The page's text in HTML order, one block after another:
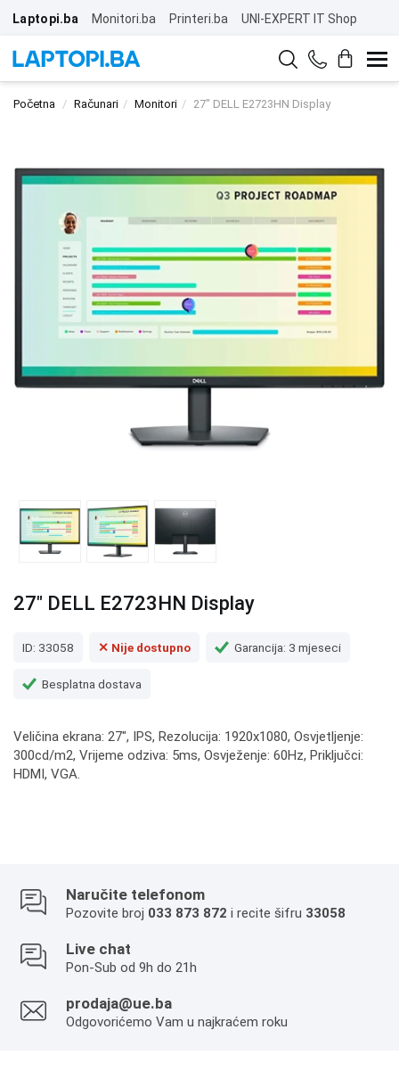
Laptopi.ba Monitori.ba Printeri.ba UNI-EXPERT IT Shop
Početna Računari Monitori 27" DELL E2723HN Display
27" DELL E2723HN Display
ID: 33058 ✕ Nije dostupno Garancija: 3 mjeseci
Besplatna dostava
Veličina ekrana: 27", IPS, Rezolucija: 1920x1080, Osvjetljenje:
300cd/m2, Vrijeme odziva: 5ms, Osvježenje: 60Hz, Priključci:
HDMI, VGA.
Naručite telefonom
Pozovite broj 033 873 872 i recite šifru 33058
Live chat
Pon-Sub od 9h do 21h
prodaja@ue.ba
Odgovorićemo Vam u najkraćem roku